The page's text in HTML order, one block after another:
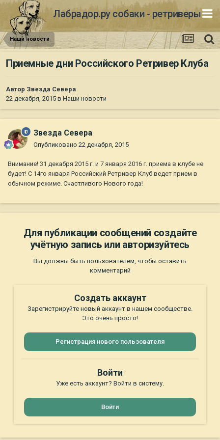
Лабрадор.ру собаки - ретриверы
Наши новости
Приемные дни Российского Ретривер Клуба
Автор Звезда Севера
22 декабря, 2015 в Наши новости
Звезда Севера
Опубликовано 22 декабря, 2015
Внимание! 31 декабря 2015 г. и 7 января 2016 г. приема в клубе не
будет! С 14го января Российский Ретривер Клуб ведет прием в
обычном режиме. Счастливого Нового года!
Для публикации сообщений создайте
учётную запись или авторизуйтесь
Вы должны быть пользователем, чтобы оставить
комментарий
Создать аккаунт
Зарегистрируйте новый аккаунт в нашем сообществе.
Это очень просто!
Регистрация нового пользователя
Войти
Уже есть аккаунт? Войти в систему.
Войти